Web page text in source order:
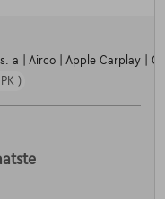
a | Airco | Apple Carplay |
)